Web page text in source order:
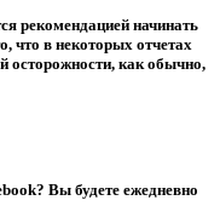
рекомендацией начинать
что в некоторых отчетах
осторожности, как обычно,
Вы будете ежедневно